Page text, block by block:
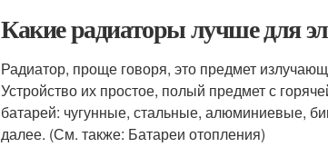
Какие радиаторы лучше для
Радиатор, проще говоря, это предмет
Устройство их простое, полый предмет с
батарей: чугунные, стальные, алюминиевые,
далее. (См. также: Батареи отопления)